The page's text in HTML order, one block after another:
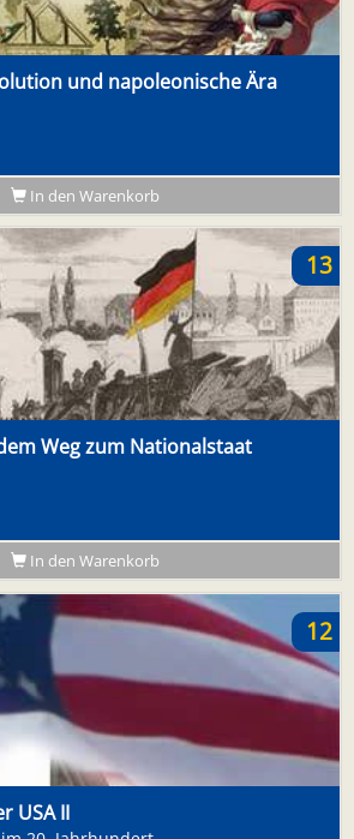
und napoleonische Ära
In den Warenkorb
13
Weg zum Nationalstaat
In den Warenkorb
12
USA II